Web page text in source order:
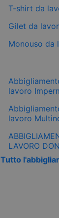
T-shirt da
Gilet da
Monouso da
lavoro
lavoro
LAVORO
Tutto